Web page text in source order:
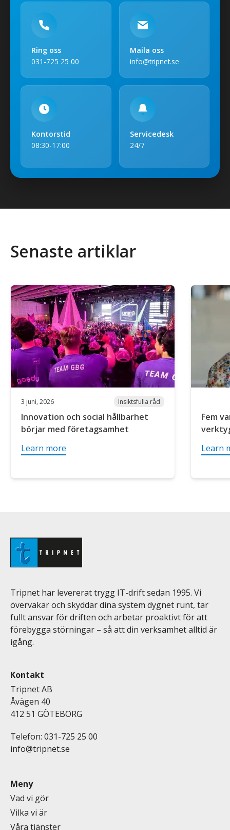
Ring oss
031-725 25 00
Maila oss
info@tripnet.se
Kontorstid
08:30-17:00
Servicedesk
24/7
Senaste artiklar
3 juni, 2026 Insiktsfulla råd
Innovation och social hållbarhet
börjar med företagsamhet
Learn more
Fem
Learn
Tripnet har levererat trygg IT-drift sedan 1995. Vi
övervakar och skyddar dina system dygnet runt, tar
fullt ansvar för driften och arbetar proaktivt för att
förebygga störningar – så att din verksamhet alltid är
igång.
Kontakt
Tripnet AB
Åvägen 40
412 51 GÖTEBORG
Telefon: 031-725 25 00
info@tripnet.se
Meny
Vad vi gör
Vilka vi är
Våra tjänster